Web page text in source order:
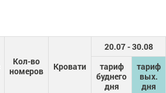
Кол-во
номеров
Кровати
20.07 - 30.08
тариф
буднего
дня
тариф
вых.
дня